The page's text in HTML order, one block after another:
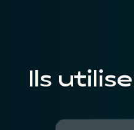
Ils